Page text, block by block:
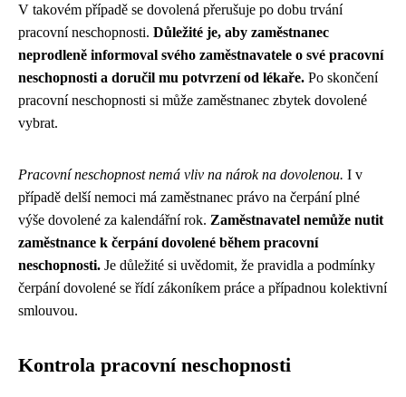
V takovém případě se dovolená přerušuje po dobu trvání
pracovní neschopnosti. Důležité je, aby zaměstnanec
neprodleně informoval svého zaměstnavatele o své pracovní
neschopnosti a doručil mu potvrzení od lékaře. Po skončení
pracovní neschopnosti si může zaměstnanec zbytek dovolené
vybrat.
Pracovní neschopnost nemá vliv na nárok na dovolenou. I v
případě delší nemoci má zaměstnanec právo na čerpání plné
výše dovolené za kalendářní rok. Zaměstnavatel nemůže nutit
zaměstnance k čerpání dovolené během pracovní
neschopnosti. Je důležité si uvědomit, že pravidla a podmínky
čerpání dovolené se řídí zákoníkem práce a případnou kolektivní
smlouvou.
Kontrola pracovní neschopnosti